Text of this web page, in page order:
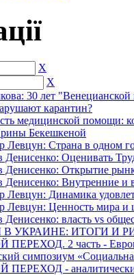
X
X
30 лет "Венецианской
карантин?
медицинской помощи:
Бекешкеной
Левцун: Страна в одном
Денисенко: Оценивать
Денисенко: Открытие
Денисенко: Внутренние и
Левцун: Динамика
Левцун: Ценность мира и
Денисенко: власть vs
УКРАИНЕ: ИТОГИ И
2 часть -
симпозиум
-